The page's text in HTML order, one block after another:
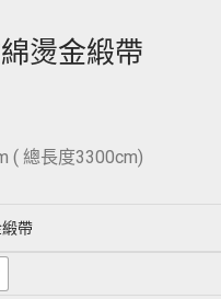
燙金緞帶
( 總長度3300cm)
帶